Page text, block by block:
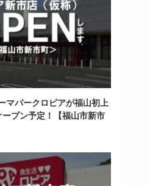
マパークロピアが福山初上
ープン予定！【福山市新市